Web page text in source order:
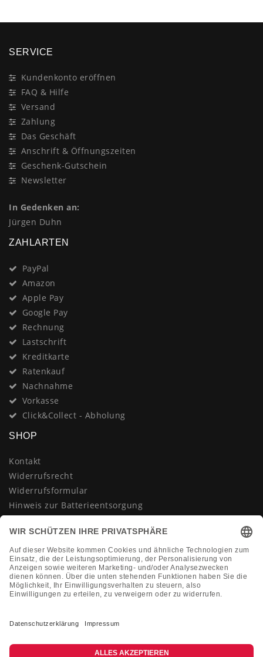
SERVICE
Kundenkonto eröffnen
FAQ & Hilfe
Versand
Zahlung
Das Geschäft
Anschrift & Öffnungszeiten
Geschenk-Gutschein
Newsletter
In Gedenken an:
Jürgen Duhn
ZAHLARTEN
PayPal
Amazon
Apple Pay
Google Pay
Rechnung
Lastschrift
Kreditkarte
Ratenkauf
Nachnahme
Vorkasse
Click&Collect - Abholung
SHOP
Kontakt
Widerrufsrecht
Widerrufsformular
Hinweis zur Batterieentsorgung
AGB
Impressum
Vertrag widerrufen
KONTAKT
Montag-Freitag 10:00-18:00 Uhr
shop@dienadel.de